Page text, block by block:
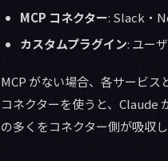
MCP コネクター: Slack・
カスタムプラグイン: ユー
MCP がない場合、各サービ
コネクターを使うと、Claude
の多くをコネクター側が吸収し